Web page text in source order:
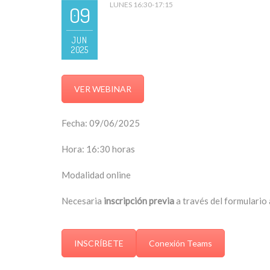
09
JUN
2025
LUNES 16:30-17:15
VER WEBINAR
Fecha: 09/06/2025
Hora: 16:30 horas
Modalidad online
Necesaria inscripción previaa través del formulario
INSCRÍBETE Conexión Teams